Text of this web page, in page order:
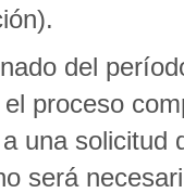
del
proceso
una
será